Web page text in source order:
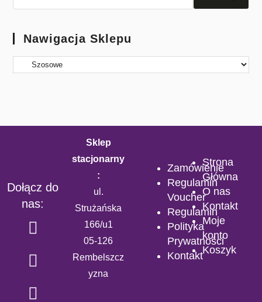
Nawigacja Sklepu
Dołącz do
nas:
Sklep
stacjonarny
:
ul.
Strużańska
166/u1
05-126
Rembelszcz
yzna
Zamówienie
Regulamin
Voucher
Regulamin
Polityka
Prywatności
Kontakt
Strona
Główna
O nas
Kontakt
Moje
konto
Koszyk